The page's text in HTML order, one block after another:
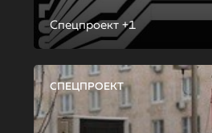
Спецпроект +1
СПЕЦПРОЕКТ